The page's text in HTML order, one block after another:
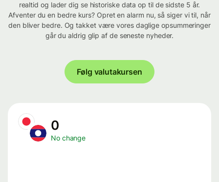
realtid og lader dig se historiske data op til de sidste 5 år.
Afventer du en bedre kurs? Opret en alarm nu, så siger vi til, når
den bliver bedre. Og takket være vores daglige opsummeringer
går du aldrig glip af de seneste nyheder.
Følg valutakursen
0
No change